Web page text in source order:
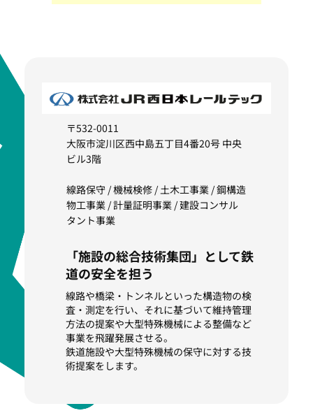
〒532-0011
大阪市淀川区西中島五丁目4番20号 中央
ビル3階
線路保守 / 機械検修 / 土木工事業 / 鋼構造
物工事業 / 計量証明事業 / 建設コンサル
タント事業
「施設の総合技術集団」として鉄
道の安全を担う
線路や橋梁・トンネルといった構造物の検
査・測定を行い、それに基づいて維持管理
方法の提案や大型特殊機械による整備など
事業を飛躍発展させる。
鉄道施設や大型特殊機械の保守に対する技
術提案をします。